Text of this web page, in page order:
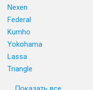
Nexen
Federal
Kumho
Yokohama
Lassa
Triangle